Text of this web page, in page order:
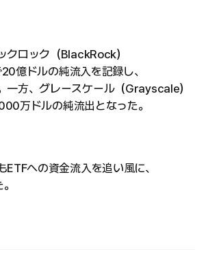
クロック（BlackRock）
億ドルの純流入を記録し、
一方、グレースケール（Grayscale）
万ドルの純流出となった。
ETFへの資金流入を追い風に、